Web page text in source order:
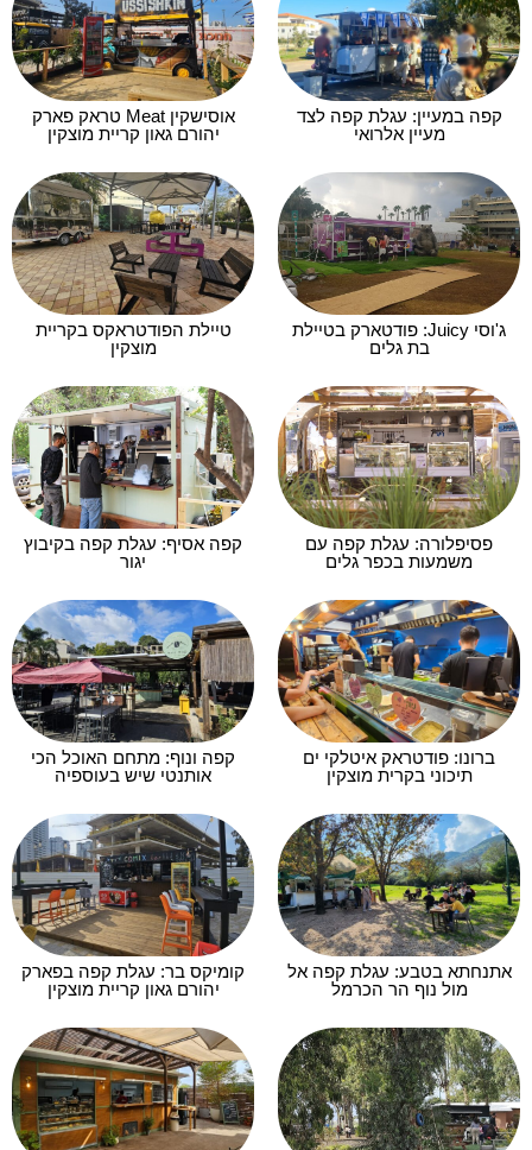
קפה במעיין: עגלת קפה לצד
מעיין אלרואי
אוסישקין Meat טראק פארק
יהורם גאון קריית מוצקין
ג'וסי Juicy: פודטארק בטיילת
בת גלים
טיילת הפודטראקס בקריית
מוצקין
פסיפלורה: עגלת קפה עם
משמעות בכפר גלים
קפה אסיף: עגלת קפה בקיבוץ
יגור
ברונו: פודטראק איטלקי ים
תיכוני בקרית מוצקין
קפה ונוף: מתחם האוכל הכי
אותנטי שיש בעוספיה
אתנחתא בטבע: עגלת קפה אל
מול נוף הר הכרמל
קומיקס בר: עגלת קפה בפארק
יהורם גאון קריית מוצקין